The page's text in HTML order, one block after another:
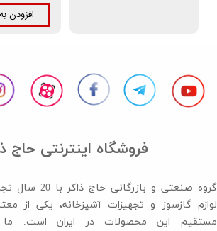
افزودن
فروشگاه اینترنتی حاج
گروه صنعتی و
لوازم گازسوز و تجهیزات آشپزخانه، یکی از
مستقیم این محصولات در ایران است. ما